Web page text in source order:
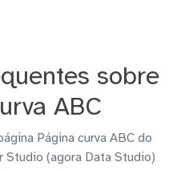
sobre
ABC
Página curva ABC do
Studio (agora Data Studio)